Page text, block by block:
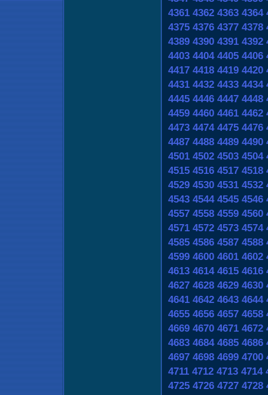
4361 4362 4363 4364
4375 4376 4377 4378
4389 4390 4391 4392
4403 4404 4405 4406
4417 4418 4419 4420
4431 4432 4433 4434
4445 4446 4447 4448
4459 4460 4461 4462
4473 4474 4475 4476
4487 4488 4489 4490
4501 4502 4503 4504
4515 4516 4517 4518
4529 4530 4531 4532
4543 4544 4545 4546
4557 4558 4559 4560
4571 4572 4573 4574
4585 4586 4587 4588
4599 4600 4601 4602
4613 4614 4615 4616
4627 4628 4629 4630
4641 4642 4643 4644
4655 4656 4657 4658
4669 4670 4671 4672
4683 4684 4685 4686
4697 4698 4699 4700
4711 4712 4713 4714
4725 4726 4727 4728